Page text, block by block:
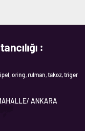
:
oring, rulman, takoz, triger
ANKARA